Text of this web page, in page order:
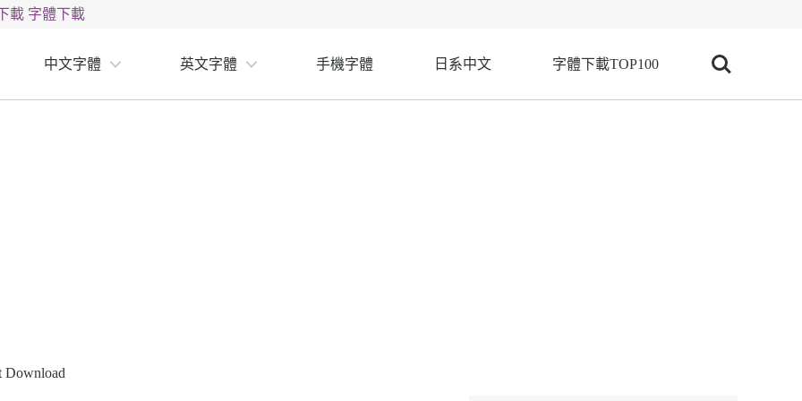
載 字體下載
中文字體 英文字體 手機字體 日系中文 字體下載TOP100
Download